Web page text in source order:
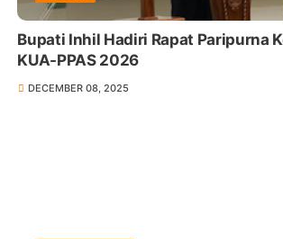
Bupati Inhil Hadiri Rapat Paripurna
KUA-PPAS 2026
DECEMBER 08, 2025